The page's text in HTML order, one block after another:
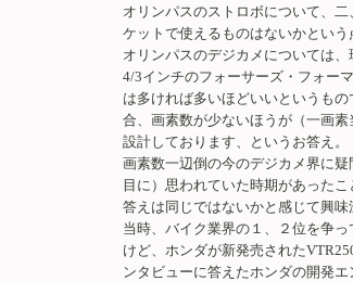
オリンパスのストロボについて、
ケットで使えるものはないかとい
オリンパスのデジカメについては
4/3インチのフォーサーズ・フォー
は多ければ多いほどいいというも
合、画素数が少ないほうが（一画
設計しております、というお答え。
画素数一辺倒の今のデジカメ界に
目に）思われていた時期があった
答えは同じではないかと感じて興味
当時、バイク業界の１、２位を争
けど、ホンダが新発売された
ンタビューに答えたホンダの開発